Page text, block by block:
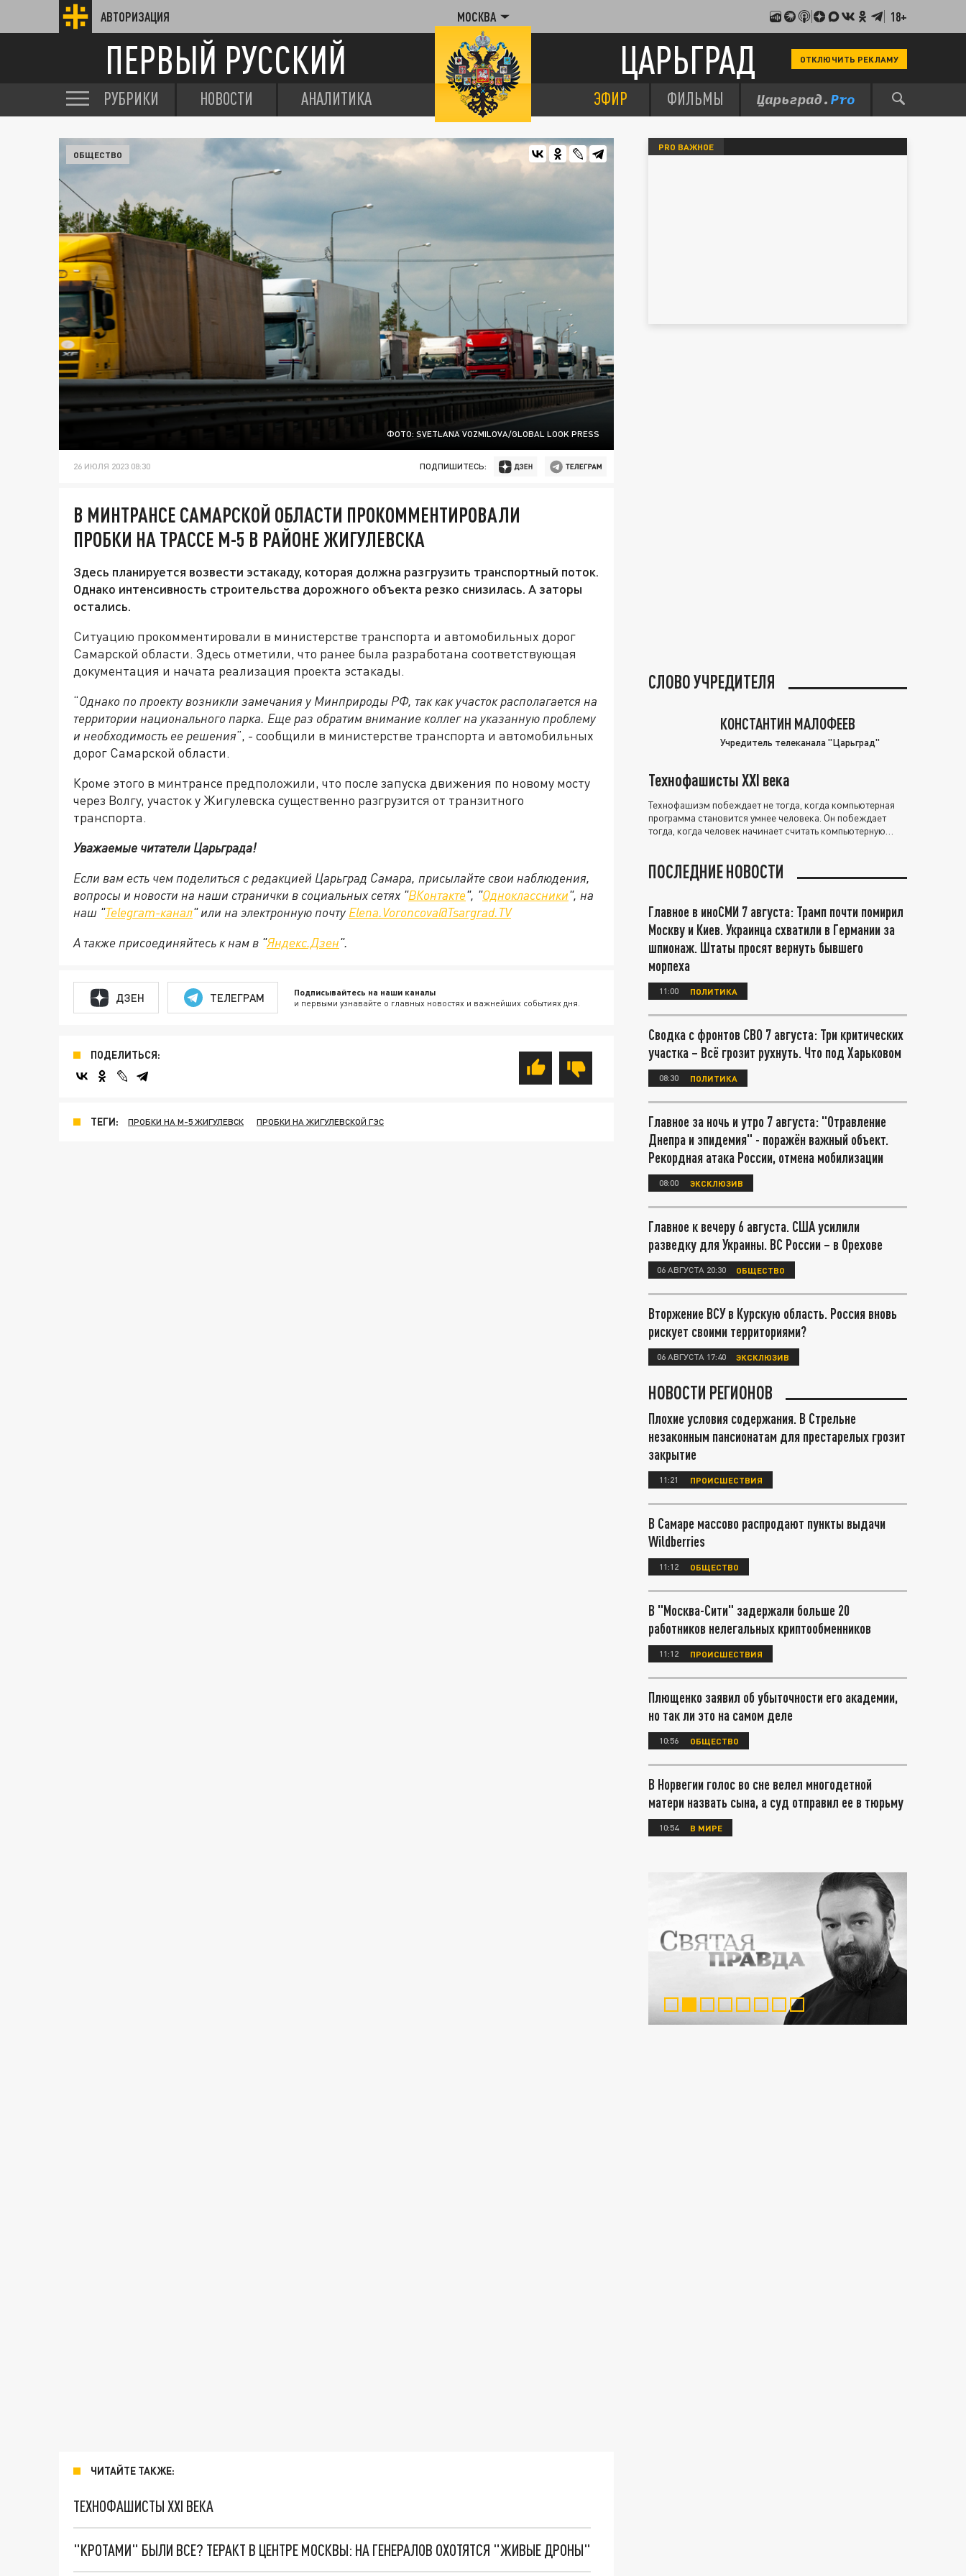
АВТОРИЗАЦИЯ МОСКВА 18+
ПЕРВЫЙ РУССКИЙ ЦАРЬГРАД ОТКЛЮЧИТЬ РЕКЛАМУ
РУБРИКИ НОВОСТИ АНАЛИТИКА ЭФИР ФИЛЬМЫ
ФОТО: SVETLANA VOZMILOVA/GLOBAL LOOK PRESS
ОБЩЕСТВО
26 ИЮЛЯ 2023 08:30 ПОДПИШИТЕСЬ:
В МИНТРАНСЕ САМАРСКОЙ ОБЛАСТИ ПРОКОММЕНТИРОВАЛИ
ПРОБКИ НА ТРАССЕ М-5 В РАЙОНЕ ЖИГУЛЕВСКА
Здесь планируется возвести эстакаду, которая должна разгрузить транспортный поток.
Однако интенсивность строительства дорожного объекта резко снизилась. А заторы
остались.
Ситуацию прокомментировали в министерстве транспорта и автомобильных дорог
Самарской области. Здесь отметили, что ранее была разработана соответствующая
документация и начата реализация проекта эстакады.
“Однако по проекту возникли замечания у Минприроды РФ, так как участок располагается на
территории национального парка. Еще раз обратим внимание коллег на указанную проблему
и необходимость ее решения”, - сообщили в министерстве транспорта и автомобильных
дорог Самарской области.
Кроме этого в минтрансе предположили, что после запуска движения по новому мосту
через Волгу, участок у Жигулевска существенно разгрузится от транзитного
транспорта.
Уважаемые читатели Царьграда!
Если вам есть чем поделиться с редакцией Царьград Самара, присылайте свои наблюдения,
вопросы и новости на наши странички в социальных сетях "ВКонтакте", "Одноклассники", на
наш "Telegram-канал" или на электронную почту Elena.Voroncova@Tsargrad.TV
А также присоединяйтесь к нам в "Яндекс.Дзен".
ДЗЕН ТЕЛЕГРАМ Подписывайтесь на наши каналы
и первыми узнавайте о главных новостях и важнейших событиях дня.
ПОДЕЛИТЬСЯ:
ТЕГИ: ПРОБКИ НА М-5 ЖИГУЛЕВСК ПРОБКИ НА ЖИГУЛЕВСКОЙ ГЭС
ЧИТАЙТЕ ТАКЖЕ:
ТЕХНОФАШИСТЫ XXI ВЕКА
"КРОТАМИ" БЫЛИ ВСЕ? ТЕРАКТ В ЦЕНТРЕ МОСКВЫ: НА ГЕНЕРАЛОВ ОХОТЯТСЯ "ЖИВЫЕ ДРОНЫ"
PRO ВАЖНОЕ
СЛОВО УЧРЕДИТЕЛЯ
КОНСТАНТИН МАЛОФЕЕВ
Учредитель телеканала "Царьград"
Технофашисты XXI века
Технофашизм побеждает не тогда, когда компьютерная
программа становится умнее человека. Он побеждает
тогда, когда человек начинает считать компьютерную
ПОСЛЕДНИЕ НОВОСТИ
Главное в иноСМИ 7 августа: Трамп почти помирил
Москву и Киев. Украинца схватили в Германии за
шпионаж. Штаты просят вернуть бывшего
морпеха
11:00 ПОЛИТИКА
Сводка с фронтов СВО 7 августа: Три критических
участка – Всё грозит рухнуть. Что под Харьковом
08:30 ПОЛИТИКА
Главное за ночь и утро 7 августа: "Отравление
Днепра и эпидемия" - поражён важный объект.
Рекордная атака России, отмена мобилизации
08:00 ЭКСКЛЮЗИВ
Главное к вечеру 6 августа. США усилили
разведку для Украины. ВС России – в Орехове
06 АВГУСТА 20:30 ОБЩЕСТВО
Вторжение ВСУ в Курскую область. Россия вновь
рискует своими территориями?
06 АВГУСТА 17:40 ЭКСКЛЮЗИВ
НОВОСТИ РЕГИОНОВ
Плохие условия содержания. В Стрельне
незаконным пансионатам для престарелых грозит
закрытие
11:21 ПРОИСШЕСТВИЯ
В Самаре массово распродают пункты выдачи
Wildberries
11:12 ОБЩЕСТВО
В "Москва-Сити" задержали больше 20
работников нелегальных криптообменников
11:12 ПРОИСШЕСТВИЯ
Плющенко заявил об убыточности его академии,
но так ли это на самом деле
10:56 ОБЩЕСТВО
В Норвегии голос во сне велел многодетной
матери назвать сына, а суд отправил ее в тюрьму
10:54 В МИРЕ